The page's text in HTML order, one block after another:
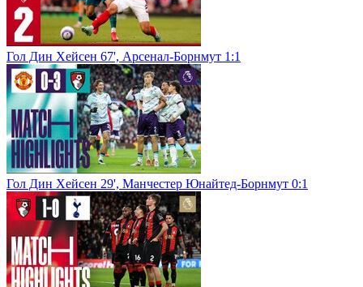
Гол Дин Хейсен 67', Арсенал-Борнмут 1:1
Гол Дин Хейсен 29', Манчестер Юнайтед-Борнмут 0:1